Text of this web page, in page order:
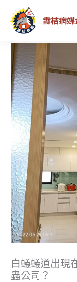
纛桔病媒
首頁
除白蟻服務
白蟻蟻道出現在家
白蟻蟻道出現
蟲公司？